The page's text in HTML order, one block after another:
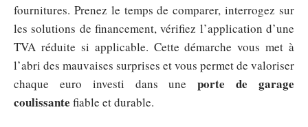
fournitures. Prenez le temps de comparer, interrogez sur
les solutions de financement, vérifiez l’application d’une
TVA réduite si applicable. Cette démarche vous met à
l’abri des mauvaises surprises et vous permet de valoriser
chaque euro investi dans uneporte de garage
coulissante fiable et durable.